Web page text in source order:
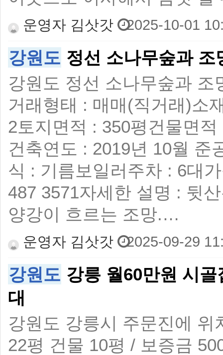
운영자 김삿갓 2025-10-01
강원도 정선 소나무숲과
강원도 정선 소나무숲과 조
거래형태 : 매매(직거래)
2 ​ 토지면적 : 350평 ​ 건물면
건축연도 : 2019년 10월 준
식 : 기름보일러 ​ 주차 : 6대
487 3571 ​ 자세한 설명 : 뒷
양강이 흐르는 조망.…
운영자 김삿갓 2025-09-29
강원도 강릉 월60만원 시
대
강원도 강릉시 주문진에
22평 건물 10평 / 보증금